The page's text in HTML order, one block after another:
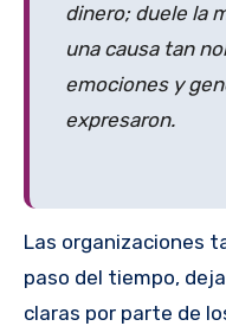
dinero; duele la
una causa tan
emociones y
expresaron.
Las organizaciones
paso del tiempo,
claras por parte de